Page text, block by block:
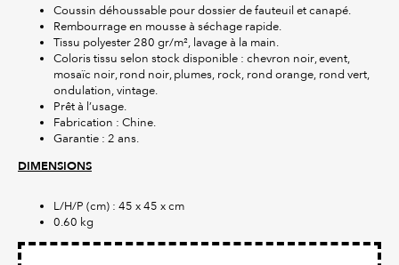
Coussin déhoussable pour dossier de fauteuil et canapé.
Rembourrage en mousse à séchage rapide.
Tissu polyester 280 gr/m², lavage à la main.
Coloris tissu selon stock disponible : chevron noir, event,
mosaïc noir, rond noir, plumes, rock, rond orange, rond vert,
ondulation, vintage.
Prêt à l’usage.
Fabrication : Chine.
Garantie : 2 ans.
DIMENSIONS
L/H/P (cm) : 45 x 45 x cm
0.60 kg